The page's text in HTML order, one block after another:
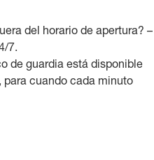
del horario de apertura? –
7.
de guardia está disponible
cuando cada minuto